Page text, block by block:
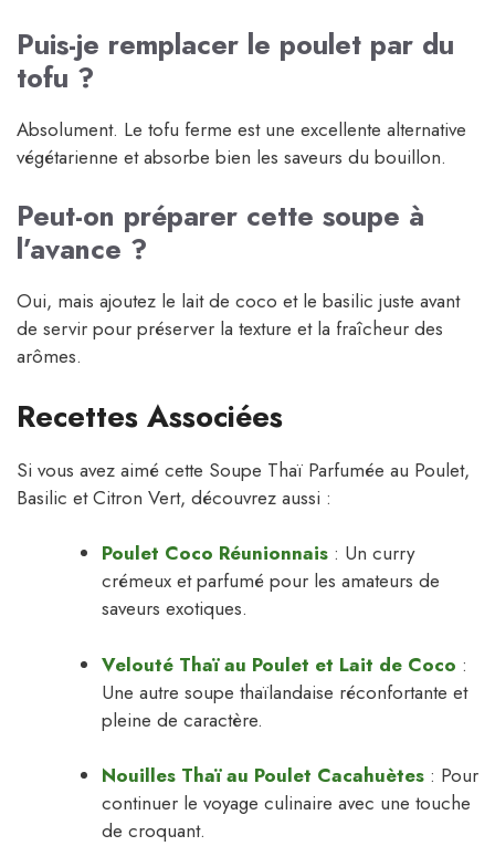
Puis-je remplacer le poulet par du
tofu ?
Absolument. Le tofu ferme est une excellente alternative
végétarienne et absorbe bien les saveurs du bouillon.
Peut-on préparer cette soupe à
l’avance ?
Oui, mais ajoutez le lait de coco et le basilic juste avant
de servir pour préserver la texture et la fraîcheur des
arômes.
Recettes Associées
Si vous avez aimé cette Soupe Thaï Parfumée au Poulet,
Basilic et Citron Vert, découvrez aussi :
Poulet Coco Réunionnais: Un curry
crémeux et parfumé pour les amateurs de
saveurs exotiques.
Velouté Thaï au Poulet et Lait de Coco :
Une autre soupe thaïlandaise réconfortante et
pleine de caractère.
Nouilles Thaï au Poulet Cacahuètes: Pour
continuer le voyage culinaire avec une touche
de croquant.